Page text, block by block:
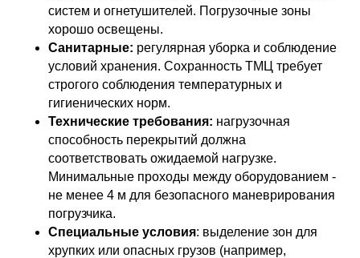
систем и огнетушителей. Погрузочные зоны
хорошо освещены.
Санитарные: регулярная уборка и соблюдение
условий хранения. Сохранность ТМЦ требует
строгого соблюдения температурных и
гигиенических норм.
Технические требования: нагрузочная
способность перекрытий должна
соответствовать ожидаемой нагрузке.
Минимальные проходы между оборудованием -
не менее 4 м для безопасного маневрирования
погрузчика.
Специальные условия: выделение зон для
хрупких или опасных грузов (например,